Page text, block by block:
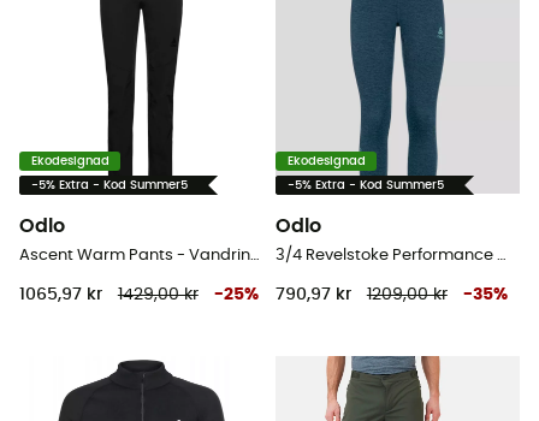
Ekodesignad
-5% Extra - Kod Summer5
Odlo
Ascent Warm Pants - Vandringsbyxor - Dam
1065,97 kr 1429,00 kr -25%
Ekodesignad
-5% Extra - Kod Summer5
Odlo
3/4 Revelstoke Performance Wool Warm - Underställ - Dam
790,97 kr 1209,00 kr -35%